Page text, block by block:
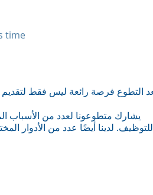
time
يشارك متطوعونا لعدد من الأسباب
للتوظيف. لدينا أيضًا عدد من الأدوار